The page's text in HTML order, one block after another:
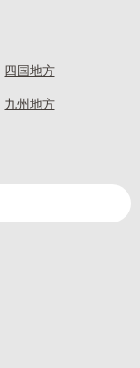
四国地方
九州地方